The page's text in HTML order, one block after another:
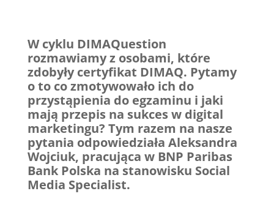
W cyklu DIMAQuestion
rozmawiamy z osobami, które
zdobyły certyfikat DIMAQ. Pytamy
o to co zmotywowało ich do
przystąpienia do egzaminu i jaki
mają przepis na sukces w digital
marketingu? Tym razem na nasze
pytania odpowiedziała Aleksandra
Wojciuk, pracująca w BNP Paribas
Bank Polska na stanowisku Social
Media Specialist.